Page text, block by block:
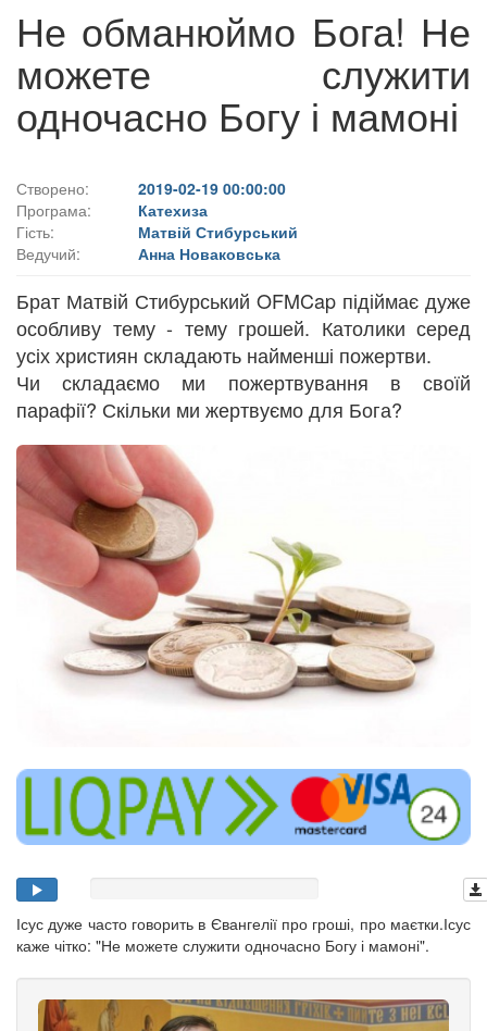
Не обманюймо Бога! Не
можете служити
одночасно Богу і мамоні
Створено:
2019-02-19 00:00:00
Програма:
Катехиза
Гість:
Матвій Стибурський
Ведучий:
Анна Новаковська
Брат Матвій Стибурський OFMCap підіймає дуже
особливу тему - тему грошей. Католики серед
усіх християн складають найменші пожертви.
Чи складаємо ми пожертвування в своїй
парафії? Скільки ми жертвуємо для Бога?
Ісус дуже часто говорить в Євангелії про гроші, про маєтки.Ісус
каже чітко: "Не можете служити одночасно Богу і мамоні".